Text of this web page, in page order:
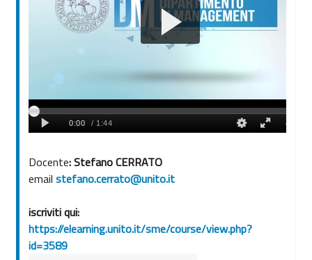
Docente: Stefano CERRATO
email stefano.cerrato@unito.it
iscriviti qui:
https://elearning.unito.it/sme/course/view.php?
id=3589